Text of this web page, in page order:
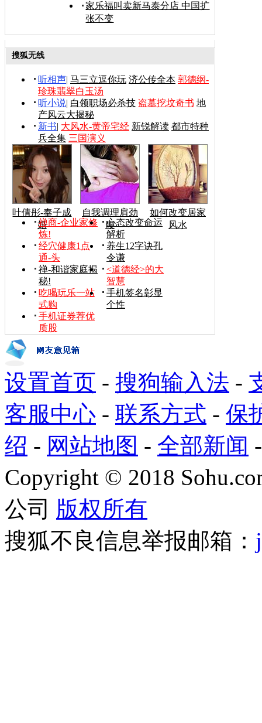
家乐福叫卖新马泰分店 中国扩
张不变
搜狐无线
听相声| 马三立逗你玩 济公传全本 郭德纲-
珍珠翡翠白玉汤
听小说| 白领职场必杀技 盗墓挖坟奇书 地
产风云大揭秘
新书| 大风水-黄帝宅经 新锐解读 都市特种
兵全集 三国演义
叶倩彤-奉子成
婚
自我调理肩劲
腰
如何改变居家
风水
禅商-企业家修
炼!
心态改变命运
解析
经穴健康1点
通-头
养生12字诀孔
令谦
禅-和谐家庭揭
秘!
<道德经>的大
智慧
吃喝玩乐一站
式购
手机签名彰显
个性
手机证券荐优
质股
设置首页 - 搜狗输入法 -
客服中心 - 联系方式 - 保
绍 - 网站地图 - 全部新闻
Copyright © 2018
公司 版权所有
搜狐不良信息举报邮箱：